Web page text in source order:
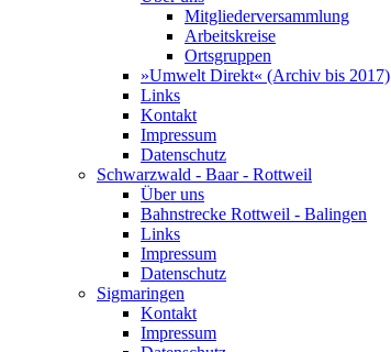
Mitgliederversammlung
Arbeitskreise
Ortsgruppen
»Umwelt Direkt« (Archiv bis 2017)
Links
Kontakt
Impressum
Datenschutz
Schwarzwald - Baar - Rottweil
Über uns
Bahnstrecke Rottweil - Balingen
Links
Impressum
Datenschutz
Sigmaringen
Kontakt
Impressum